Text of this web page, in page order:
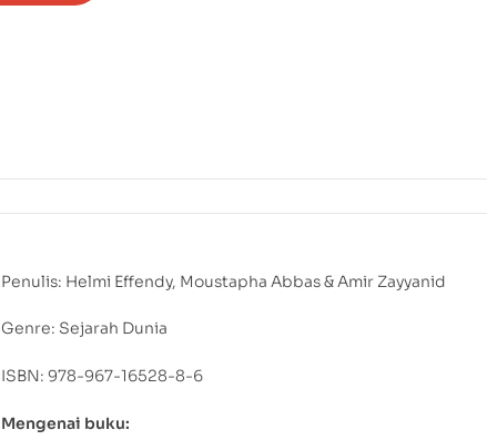
Penulis: Helmi Effendy, Moustapha Abbas & Amir Zayyanid
Genre: Sejarah Dunia
ISBN: 978-967-16528-8-6
Mengenai buku: